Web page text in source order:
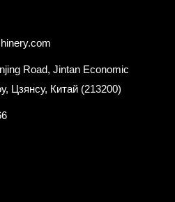
Road, Jintan Economic
Цзянсу, Китай (213200)